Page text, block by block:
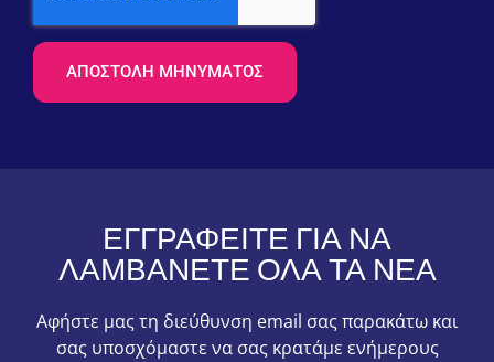
ΑΠΟΣΤΟΛΉ ΜΗΝΎΜΑΤΟΣ
ΕΓΓΡΑΦΕΊΤΕ ΓΙΑ ΝΑ
ΛΑΜΒΆΝΕΤΕ ΌΛΑ ΤΑ ΝΈΑ
Αφήστε μας τη διεύθυνση email σας παρακάτω και
σας υποσχόμαστε να σας κρατάμε ενήμερους